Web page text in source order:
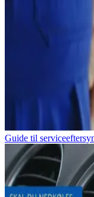
Guide til